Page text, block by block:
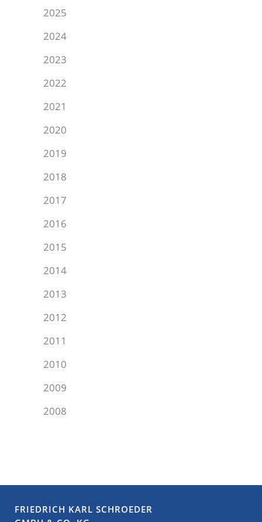
2025
2024
2023
2022
2021
2020
2019
2018
2017
2016
2015
2014
2013
2012
2011
2010
2009
2008
FRIEDRICH KARL SCHROEDER